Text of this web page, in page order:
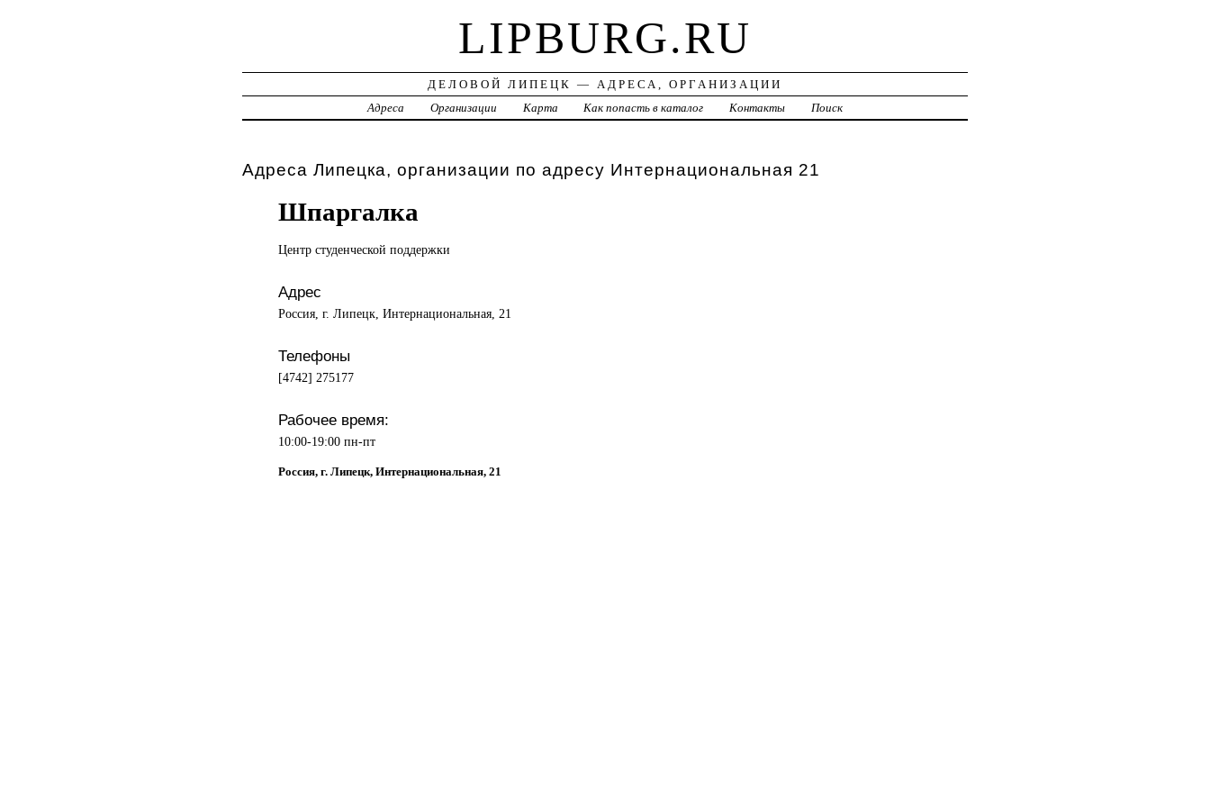
LIPBURG.RU
ДЕЛОВОЙ ЛИПЕЦК — АДРЕСА, ОРГАНИЗАЦИИ
Адреса
Организации Карта Как попасть в каталог Контакты Поиск
Адреса Липецка, организации по адресу Интернациональная 21
Шпаргалка
Центр студенческой поддержки
Адрес
Россия, г. Липецк, Интернациональная, 21
Телефоны
[4742] 275177
Рабочее время:
10:00-19:00 пн-пт
Россия, г. Липецк, Интернациональная, 21